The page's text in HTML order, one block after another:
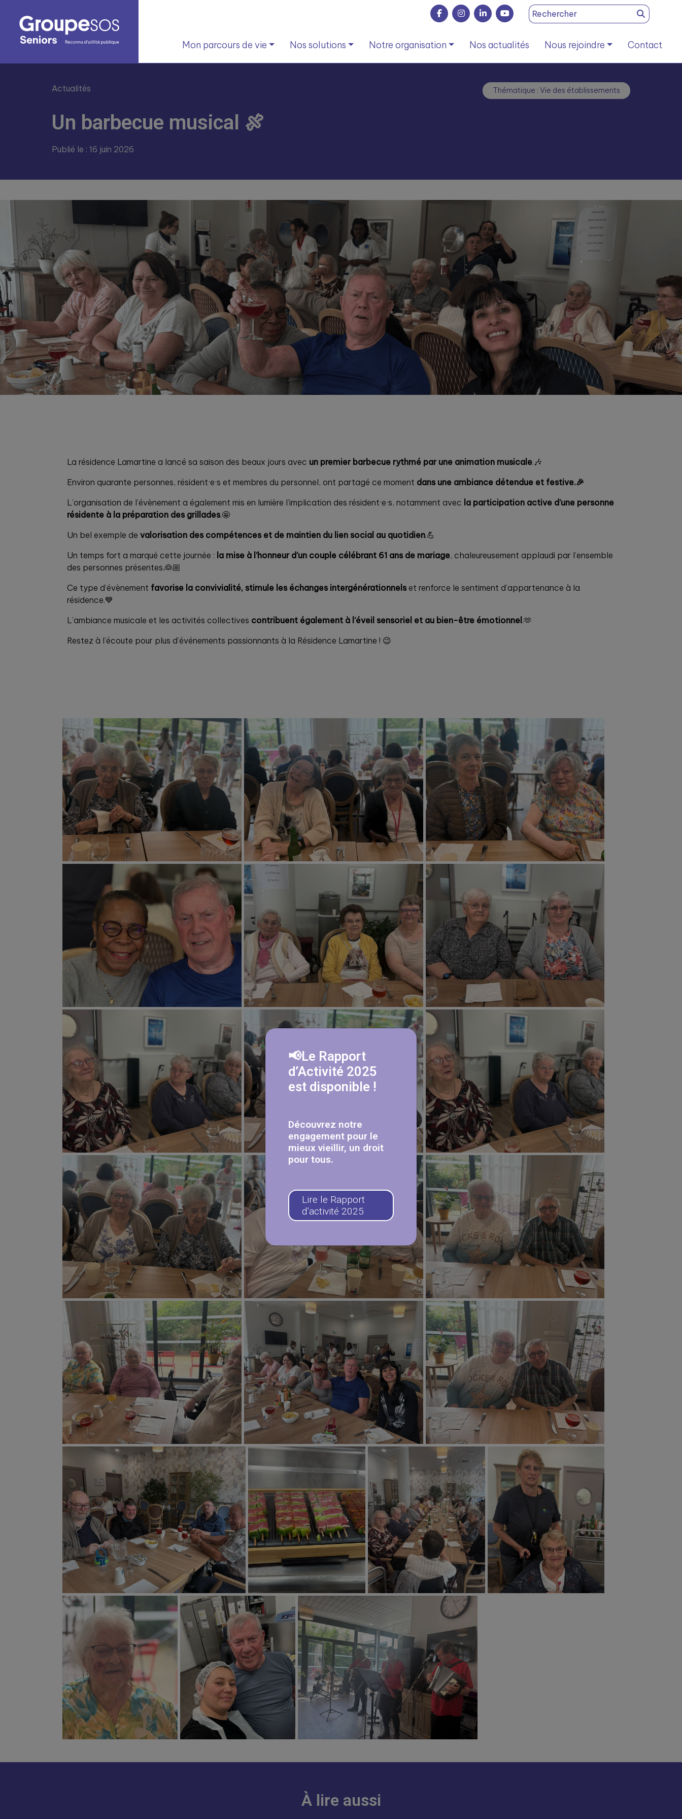
Search
for:
Mon parcours de vie Nos solutions Notre organisation Nos actualités Nous rejoindre Contact
Actualités Thématique : Vie des établissements
Un barbecue musical 🍖
Publié le : 16 juin 2026
La résidence Lamartine a lancé sa saison des beaux jours avec un premier barbecue rythmé par une animation musicale.🎶
Environ quarante personnes, résident·e·s et membres du personnel, ont partagé ce moment dans une ambiance détendue et festive.🎉
L’organisation de l’évènement a également mis en lumière l’implication des résident·e·s, notamment avec la participation active d’une personne
résidente à la préparation des grillades.🤩
Un bel exemple de valorisation des compétences et de maintien du lien social au quotidien.💪
Un temps fort a marqué cette journée : la mise à l’honneur d’un couple célébrant 61 ans de mariage, chaleureusement applaudi par l’ensemble
des personnes présentes.👰🏼
Ce type d’évènement favorise la convivialité, stimule les échanges intergénérationnels et renforce le sentiment d’appartenance à la
résidence.💙
L’ambiance musicale et les activités collectives contribuent également à l’éveil sensoriel et au bien-être émotionnel.🫶
Restez à l’écoute pour plus d’événements passionnants à la Résidence Lamartine ! 😉
À lire aussi
📢Le Rapport
d’Activité 2025
est disponible !
Découvrez notre
engagement pour le
mieux vieillir, un droit
pour tous.
Lire le Rapport
d’activité 2025